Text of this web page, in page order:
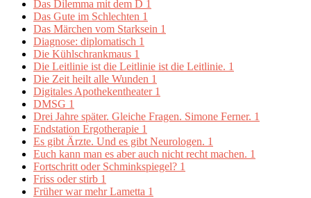
Das Dilemma mit dem D 1
Das Gute im Schlechten 1
Das Märchen vom Starksein 1
Diagnose: diplomatisch 1
Die Kühlschrankmaus 1
Die Leitlinie ist die Leitlinie ist die Leitlinie. 1
Die Zeit heilt alle Wunden 1
Digitales Apothekentheater 1
DMSG 1
Drei Jahre später. Gleiche Fragen. Simone Ferner. 1
Endstation Ergotherapie 1
Es gibt Ärzte. Und es gibt Neurologen. 1
Euch kann man es aber auch nicht recht machen. 1
Fortschritt oder Schminkspiegel? 1
Friss oder stirb 1
Früher war mehr Lametta 1